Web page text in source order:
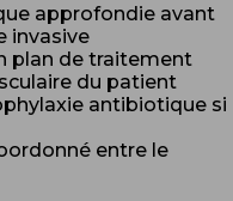
approfondie avant
invasive
plan de traitement
du patient
antibiotique si
entre le